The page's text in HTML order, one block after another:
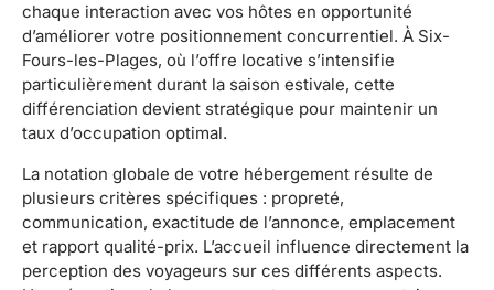
chaque interaction avec vos hôtes en opportunité
d’améliorer votre positionnement concurrentiel. À Six-
Fours-les-Plages, où l’offre locative s’intensifie
particulièrement durant la saison estivale, cette
différenciation devient stratégique pour maintenir un
taux d’occupation optimal.
La notation globale de votre hébergement résulte de
plusieurs critères spécifiques : propreté,
communication, exactitude de l’annonce, emplacement
et rapport qualité-prix. L’accueil influence directement la
perception des voyageurs sur ces différents aspects.